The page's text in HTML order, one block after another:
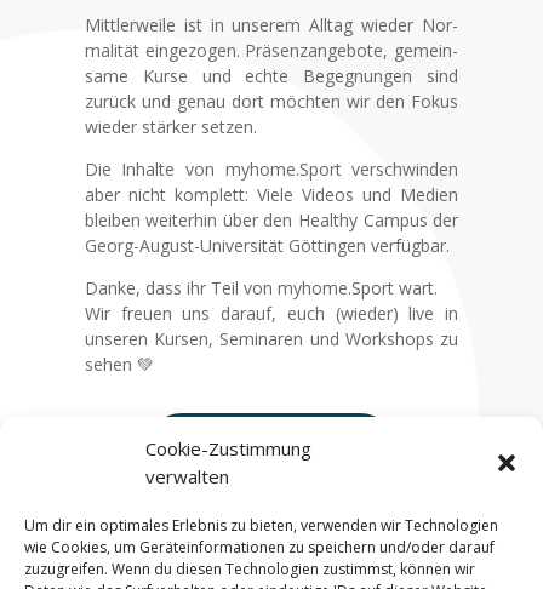
Cookie-Zustimmung
verwalten
Um dir ein optimales Erlebnis zu bieten, verwenden wir Technologien
wie Cookies, um Geräteinformationen zu speichern und/oder darauf
zuzugreifen. Wenn du diesen Technologien zustimmst, können wir
Mitt­ler­wei­le ist in unse­rem All­tag wie­der Nor­
ma­li­tät ein­ge­zo­gen. Prä­sen­z­an­ge­bo­te, gemein­
sa­me Kur­se und ech­te Begeg­nun­gen sind
zurück und genau dort möch­ten wir den Fokus
wie­der stär­ker set­zen.
Die Inhal­te von myhome.Sport ver­schwin­den
aber nicht kom­plett: Vie­le Vide­os und Medi­en
blei­ben wei­ter­hin über den Healt­hy Cam­pus der
Georg-August-Uni­ver­si­tät Göt­tin­gen ver­füg­bar.
Dan­ke, dass ihr Teil von myhome.Sport wart.
Wir freu­en uns dar­auf, euch (wie­der) live in
unse­ren Kur­sen, Semi­na­ren und Work­shops zu
sehen 💚
Zum Healt­hy Cam­pus